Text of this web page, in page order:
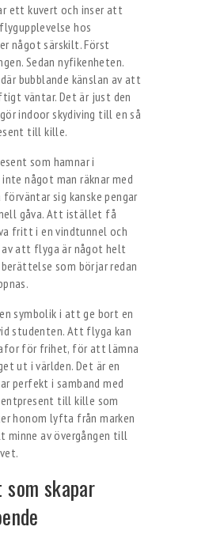
ett kuvert och inser att
hos
något särskilt. Först
Sedan nyfikenheten.
bubblande känslan av att
väntar. Det är just den
indoor skydiving till en så
till kille.
som hamnar i
något man räknar med
sig kanske pengar
gåva. Att istället få
fritt i en vindtunnel och
av att flyga är något helt
som börjar redan
symbolik i att ge bort en
studenten. Att flyga kan
för frihet, för att lämna
ut i världen. Det är en
perfekt i samband med
till kille som
honom lyfta från marken
av övergången till
som skapar